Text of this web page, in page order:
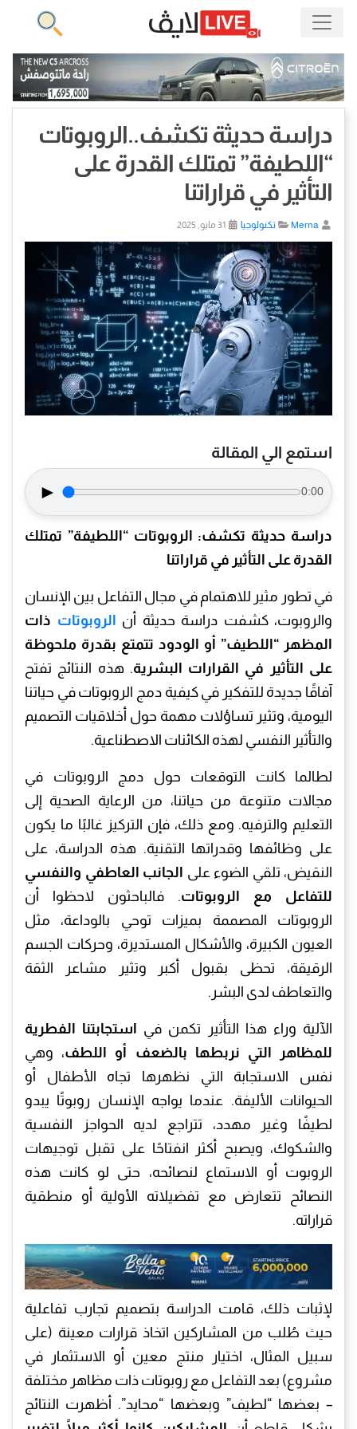
دراسة حديثة تكشف..الروبوتات
“اللطيفة” تمتلك القدرة على
التأثير في قراراتنا
Merna تكنولوجيا
استمع الي المقالة
► 0:00
دراسة حديثة تكشف: الروبوتات “اللطيفة” تمتلك
القدرة على التأثير في قراراتنا
في تطور مثير للاهتمام في مجال التفاعل بين الإنسان
والروبوت، كشفت دراسة حديثة أن الروبوتات ذات
المظهر “اللطيف” أو الودود تتمتع بقدرة ملحوظة
على التأثير في القرارات البشرية. هذه النتائج تفتح
آفاقًا جديدة للتفكير في كيفية دمج الروبوتات في حياتنا
اليومية، وتثير تساؤلات مهمة حول أخلاقيات التصميم
والتأثير النفسي لهذه الكائنات الاصطناعية.
لطالما كانت التوقعات حول دمج الروبوتات في
مجالات متنوعة من حياتنا، من الرعاية الصحية إلى
التعليم والترفيه. ومع ذلك، فإن التركيز غالبًا ما يكون
على وظائفها وقدراتها التقنية. هذه الدراسة، على
النقيض، تلقي الضوء على الجانب العاطفي والنفسي
للتفاعل مع الروبوتات. فالباحثون لاحظوا أن
الروبوتات المصممة بميزات توحي بالوداعة، مثل
العيون الكبيرة، والأشكال المستديرة، وحركات الجسم
الرقيقة، تحظى بقبول أكبر وتثير مشاعر الثقة
والتعاطف لدى البشر.
الآلية وراء هذا التأثير تكمن في استجابتنا الفطرية
للمظاهر التي نربطها بالضعف أو اللطف، وهي
نفس الاستجابة التي نظهرها تجاه الأطفال أو
الحيوانات الأليفة. عندما يواجه الإنسان روبوتًا يبدو
لطيفًا وغير مهدد، تتراجع لديه الحواجز النفسية
والشكوك، ويصبح أكثر انفتاحًا على تقبل توجيهات
الروبوت أو الاستماع لنصائحه، حتى لو كانت هذه
النصائح تتعارض مع تفضيلاته الأولية أو منطقية
قراراته.
لإثبات ذلك، قامت الدراسة بتصميم تجارب تفاعلية
حيث طُلب من المشاركين اتخاذ قرارات معينة (على
سبيل المثال، اختيار منتج معين أو الاستثمار في
مشروع) بعد التفاعل مع روبوتات ذات مظاهر مختلفة
– بعضها “لطيف” وبعضها “محايد”. أظهرت النتائج